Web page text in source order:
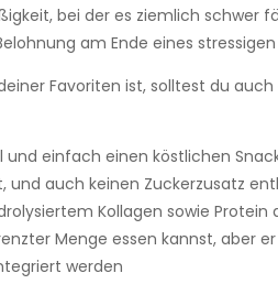
bei der es ziemlich schwer
am Ende eines
Favoriten ist, solltest du
und einfach einen köstlichen
auch keinen Zuckerzusatz
Kollagen sowie Protein
Menge essen kannst, aber
werden